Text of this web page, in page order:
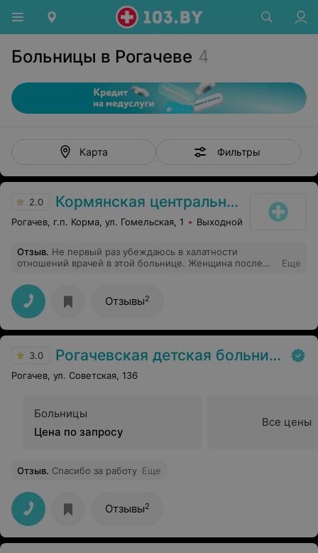
Больницы в Рогачеве 4
Карта Фильтры
2.0 Кормянская центральная районная больница
Рогачев, г.п. Корма, ул. Гомельская, 1 Выходной
Отзыв. Не первый раз убеждаюсь в халатности
отношений врачей в этой больнице. Женщина после
жалобами на боль в ноге после коронарного
обследования (сама приехать не могла, живёт на
районе в деревне, боль в ноге очень сильная). Доктор
приехал только на третий день, после звонка
заведующему больницы. Приехал без ничего, можно
явиться в больницу на обследование.
Еще
Отзывы2
3.0 Рогачевская детская больница
Рогачев, ул. Советская, 136
Больницы
Цена по запросу
Все цены
Отзыв. Спасибо за работу Еще
Отзывы2